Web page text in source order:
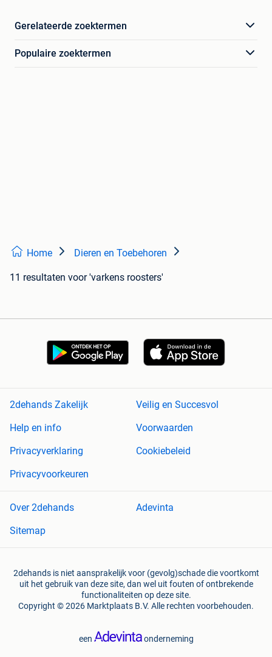
Gerelateerde zoektermen
Populaire zoektermen
Home Dieren en Toebehoren
11 resultaten voor 'varkens roosters'
2dehands Zakelijk
Veilig en Succesvol
Help en info
Voorwaarden
Privacyverklaring
Cookiebeleid
Privacyvoorkeuren
Over 2dehands
Adevinta
Sitemap
2dehands is niet aansprakelijk voor (gevolg)schade die voortkomt
uit het gebruik van deze site, dan wel uit fouten of ontbrekende
functionaliteiten op deze site.
Copyright © 2026 Marktplaats B.V. Alle rechten voorbehouden.
een onderneming